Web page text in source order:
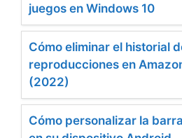
juegos en Windows 10
Cómo eliminar el historial
reproducciones en
(2022)
Cómo personalizar la